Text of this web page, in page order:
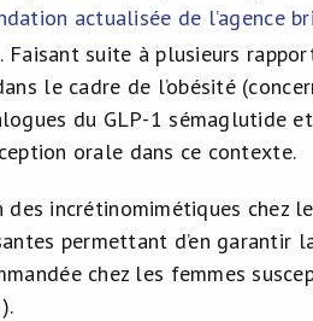
actualisée de l’agence
. Faisant suite à plusieurs
le cadre de l’obésité
du GLP-1 sémaglutide
orale dans ce contexte.
incrétinomimétiques chez
permettant d’en garantir
chez les femmes